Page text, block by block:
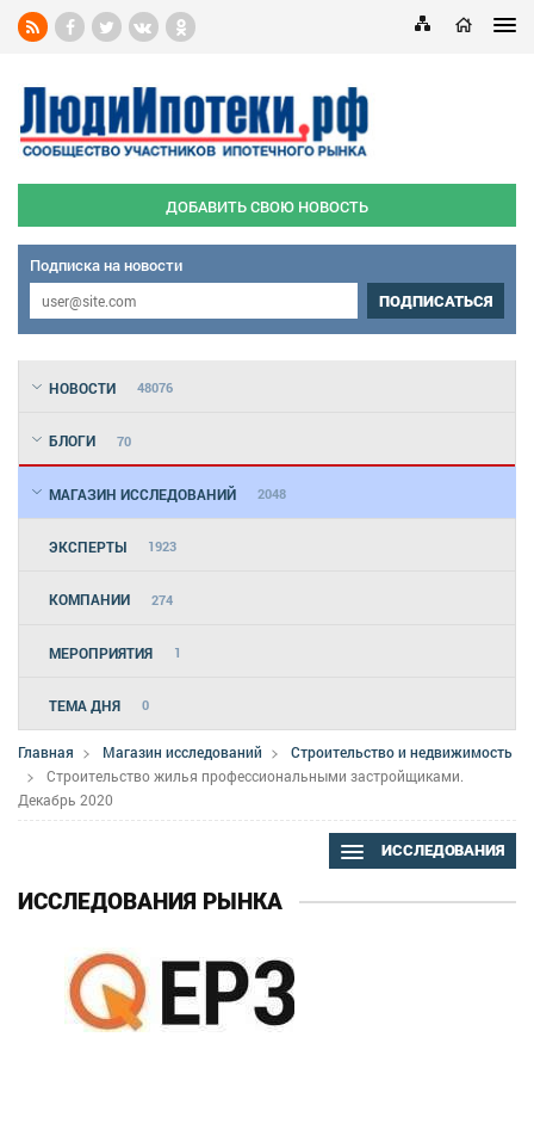
ДОБАВИТЬ СВОЮ НОВОСТЬ
Подписка на новости
ПОДПИСАТЬСЯ
НОВОСТИ 48076
БЛОГИ 70
МАГАЗИН ИССЛЕДОВАНИЙ 2048
ЭКСПЕРТЫ 1923
КОМПАНИИ 274
МЕРОПРИЯТИЯ 1
ТЕМА ДНЯ 0
Главная Магазин исследований
Строительство и недвижимость
Строительство жилья профессиональными застройщиками.
Декабрь 2020
ИССЛЕДОВАНИЯ
ИССЛЕДОВАНИЯ РЫНКА